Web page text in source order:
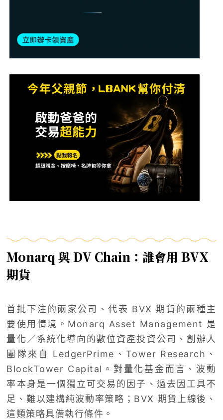
Monarq 與 DV Chain：誰會用 BVX
期貨
首批下注的兩家公司、代表 BVX 期貨的兩種主
要使用情境。Monarq Asset Management 是
量化／系統化導向的數位資產投資公司、創辦人
團隊來自 LedgerPrime、Tower Research、
BlockTower Capital。對量化基金而言、波動
率本身是一個獨立可交易的因子、過去因工具不
足、難以建構純波動率策略；BVX 期貨上線後、
這類策略具備執行條件。